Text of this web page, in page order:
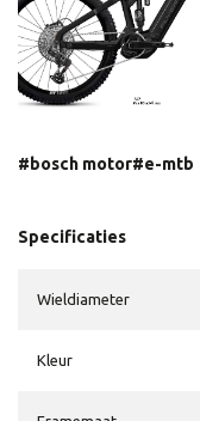
#bosch motor#e-mtb
Specificaties
Wieldiameter
Kleur